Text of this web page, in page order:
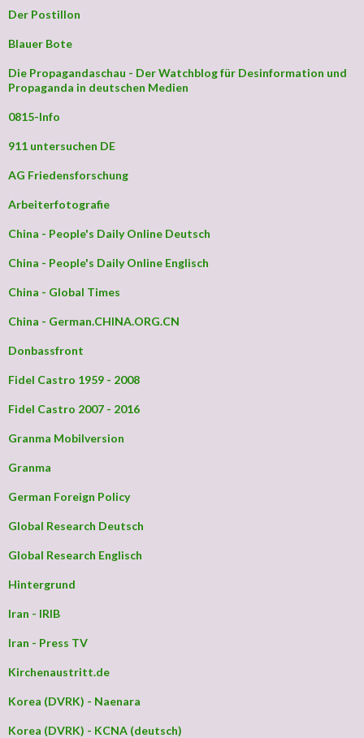
Der Postillon
Blauer Bote
Die Propagandaschau - Der Watchblog für Desinformation und
Propaganda in deutschen Medien
0815-Info
911 untersuchen DE
AG Friedensforschung
Arbeiterfotografie
China - People's Daily Online Deutsch
China - People's Daily Online Englisch
China - Global Times
China - German.CHINA.ORG.CN
Donbassfront
Fidel Castro 1959 - 2008
Fidel Castro 2007 - 2016
Granma Mobilversion
Granma
German Foreign Policy
Global Research Deutsch
Global Research Englisch
Hintergrund
Iran - IRIB
Iran - Press TV
Kirchenaustritt.de
Korea (DVRK) - Naenara
Korea (DVRK) - KCNA (deutsch)